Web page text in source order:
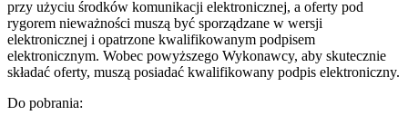
przy użyciu środków komunikacji elektronicznej, a oferty pod
rygorem nieważności muszą być sporządzane w wersji
elektronicznej i opatrzone kwalifikowanym podpisem
elektronicznym. Wobec powyższego Wykonawcy, aby skutecznie
składać oferty, muszą posiadać kwalifikowany podpis elektroniczny.
Do pobrania: